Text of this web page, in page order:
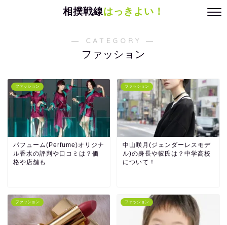
相撲戦線はっきよい！
― CATEGORY ―
ファッション
ファッション
パフューム(Perfume)オリジナ
ル香水の評判や口コミは？価
格や店舗も
ファッション
中山咲月(ジェンダーレスモデ
ル)の身長や彼氏は？中学高校
について！
ファッション ファッション